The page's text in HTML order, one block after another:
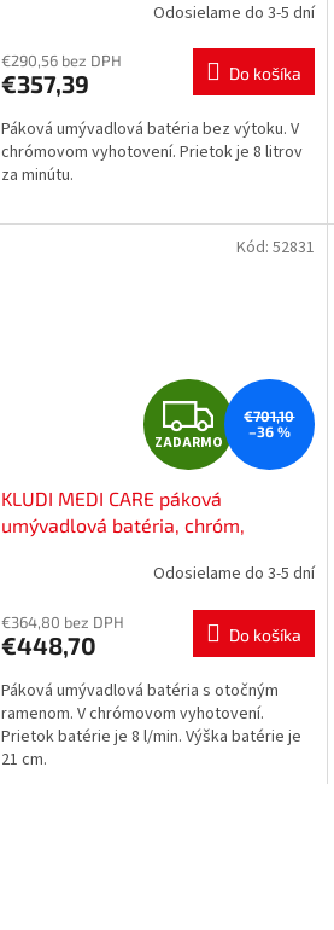
R
M
O
Odosielame do 3-5 dní
€290,56 bez DPH
€357,39 Do košíka
Páková umývadlová batéria bez výtoku. V
chrómovom vyhotovení. Prietok je 8 litrov
za minútu.
Z
A
D
A
R
M
O
ZADARMO
€701,10
–36 %
KLUDI MEDI CARE páková
umývadlová batéria, chróm,
Odosielame do 3-5 dní
€364,80 bez DPH
€448,70 Do košíka
Páková umývadlová batéria s otočným
ramenom. V chrómovom vyhotovení.
Prietok batérie je 8 l/min. Výška batérie je
21 cm.
Kód: 52831